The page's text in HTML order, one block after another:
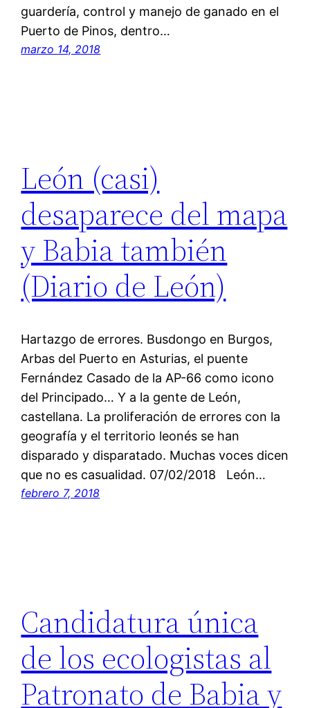
guardería, control y manejo de ganado en el
Puerto de Pinos, dentro…
marzo 14, 2018
León (casi)
desaparece del mapa
y Babia también
(Diario de León)
Hartazgo de errores. Busdongo en Burgos,
Arbas del Puerto en Asturias, el puente
Fernández Casado de la AP-66 como icono
del Principado… Y a la gente de León,
castellana. La proliferación de errores con la
geografía y el territorio leonés se han
disparado y disparatado. Muchas voces dicen
que no es casualidad. 07/02/2018 León…
febrero 7, 2018
Candidatura única
de los ecologistas al
Patronato de Babia y